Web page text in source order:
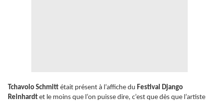
Tchavolo Schmitt était présent à l’affiche du Festival Django
Reinhardt et le moins que l’on puisse dire, c’est que dès que l’artiste